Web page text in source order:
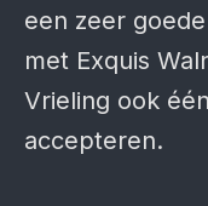
een zeer
met Exquis
Vrieling ook
accepteren.